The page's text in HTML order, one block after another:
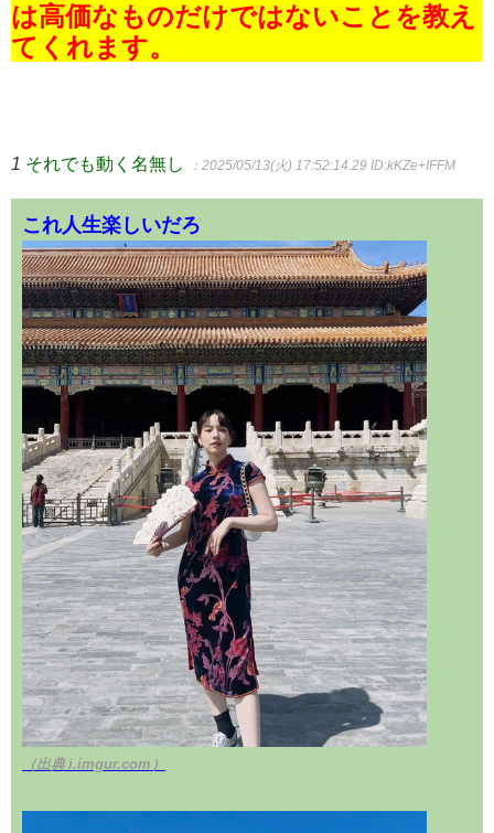
は高価なものだけではないことを教え
てくれます。
1 それでも動く名無し ：2025/05/13(火) 17:52:14.29 ID:kKZe+IFFM
これ人生楽しいだろ
（出典 i.imgur.com）